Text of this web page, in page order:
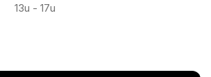
13u - 17u